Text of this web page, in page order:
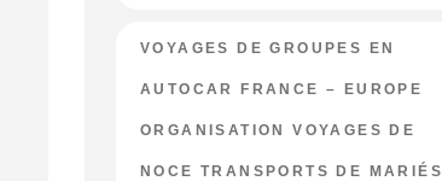
VOYAGES DE GROUPES EN
AUTOCAR FRANCE – EUROPE
ORGANISATION VOYAGES DE
NOCE TRANSPORTS DE MARIÉS